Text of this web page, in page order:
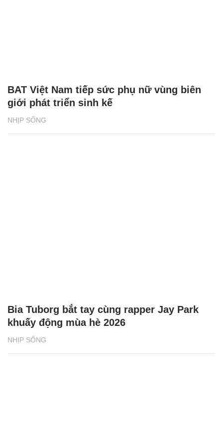
NHỊP SỐNG
BAT Việt Nam tiếp sức phụ nữ vùng biên
giới phát triển sinh kế
NHỊP SỐNG
Bia Tuborg bắt tay cùng rapper Jay Park
khuấy động mùa hè 2026